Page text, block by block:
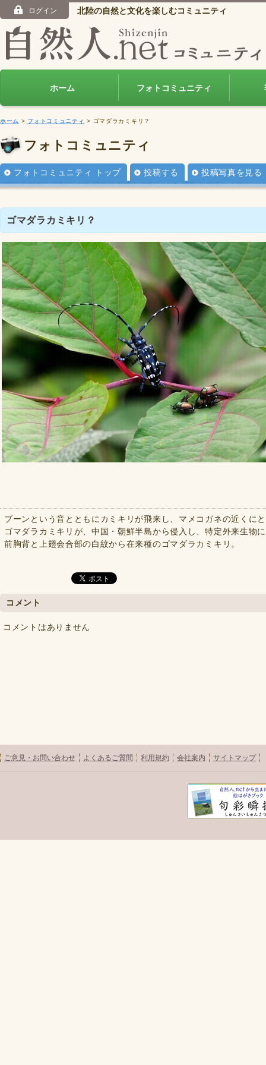
ログイン 北陸の自然と文化を楽しむコミュニティ
ホーム フォトコミュニティ
ホーム > フォトコミュニティ > ゴマダラカミキリ？
フォトコミュニティ
フォトコミュニティ トップ 投稿する 投稿写真を見る
ゴマダラカミキリ？
ブーンという音とともにカミキリが飛来し、マメコガネの近くに
ゴマダラカミキリが、中国・朝鮮半島から侵入し、特定外来生物
前胸背と上翅会合部の白紋から在来種のゴマダラカミキリ。
コメント
コメントはありません
ご意見・お問い合わせ よくあるご質問 利用規約 会社案内 サイトマップ